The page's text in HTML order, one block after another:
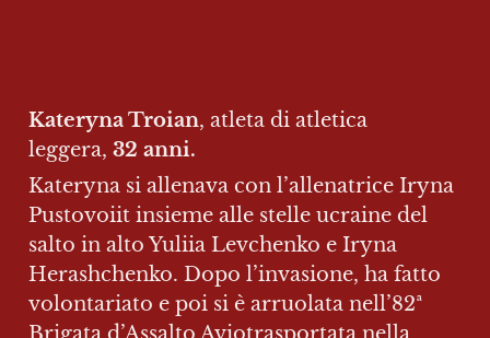
Kateryna Troian, atleta di atletica
leggera, 32 anni.
Kateryna si allenava con l’allenatrice Iryna
Pustovoiit insieme alle stelle ucraine del
salto in alto Yuliia Levchenko e Iryna
Herashchenko. Dopo l’invasione, ha fatto
volontariato e poi si è arruolata nell’82ª